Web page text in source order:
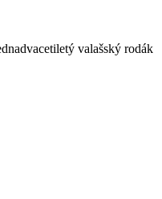
valašský rodák